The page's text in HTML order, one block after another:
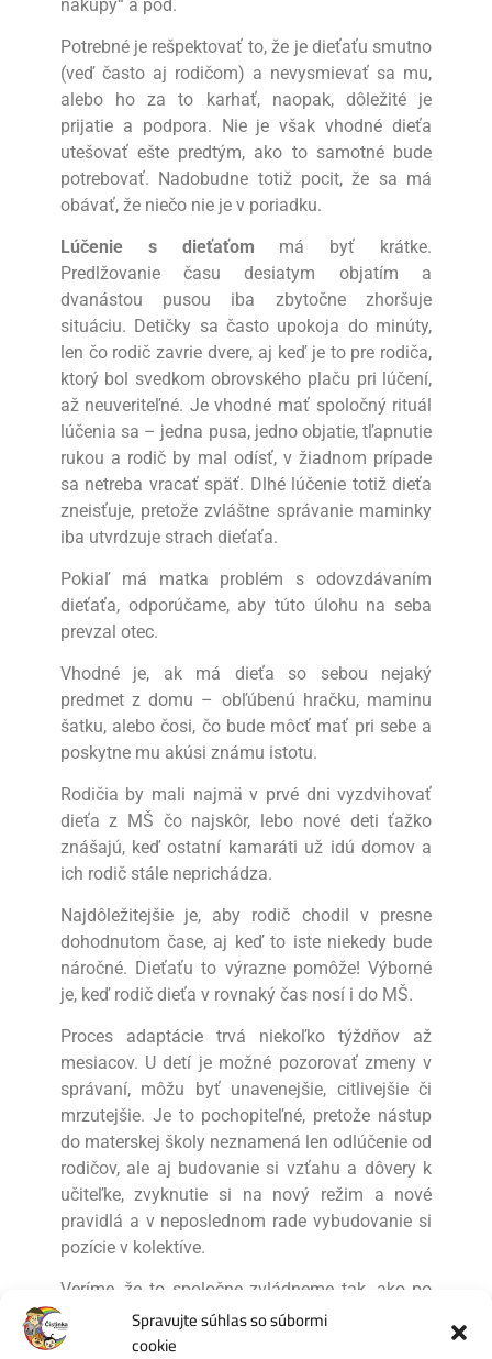
Spravujte súhlas so súbormi
cookie
nákupy“ a pod.
Potrebné je rešpektovať to, že je dieťaťu smutno
(veď často aj rodičom) a nevysmievať sa mu,
alebo ho za to karhať, naopak, dôležité je
prijatie a podpora. Nie je však vhodné dieťa
utešovať ešte predtým, ako to samotné bude
potrebovať. Nadobudne totiž pocit, že sa má
obávať, že niečo nie je v poriadku.
Lúčenie s dieťaťom má byť krátke.
Predlžovanie času desiatym objatím a
dvanástou pusou iba zbytočne zhoršuje
situáciu. Detičky sa často upokoja do minúty,
len čo rodič zavrie dvere, aj keď je to pre rodiča,
ktorý bol svedkom obrovského plaču pri lúčení,
až neuveriteľné. Je vhodné mať spoločný rituál
lúčenia sa – jedna pusa, jedno objatie, tľapnutie
rukou a rodič by mal odísť, v žiadnom prípade
sa netreba vracať späť. Dlhé lúčenie totiž dieťa
zneisťuje, pretože zvláštne správanie maminky
iba utvrdzuje strach dieťaťa.
Pokiaľ má matka problém s odovzdávaním
dieťaťa, odporúčame, aby túto úlohu na seba
prevzal otec.
Vhodné je, ak má dieťa so sebou nejaký
predmet z domu – obľúbenú hračku, maminu
šatku, alebo čosi, čo bude môcť mať pri sebe a
poskytne mu akúsi známu istotu.
Rodičia by mali najmä v prvé dni vyzdvihovať
dieťa z MŠ čo najskôr, lebo nové deti ťažko
znášajú, keď ostatní kamaráti už idú domov a
ich rodič stále neprichádza.
Najdôležitejšie je, aby rodič chodil v presne
dohodnutom čase, aj keď to iste niekedy bude
náročné. Dieťaťu to výrazne pomôže! Výborné
je, keď rodič dieťa v rovnaký čas nosí i do MŠ.
Proces adaptácie trvá niekoľko týždňov až
mesiacov. U detí je možné pozorovať zmeny v
správaní, môžu byť unavenejšie, citlivejšie či
mrzutejšie. Je to pochopiteľné, pretože nástup
do materskej školy neznamená len odlúčenie od
rodičov, ale aj budovanie si vzťahu a dôvery k
učiteľke, zvyknutie si na nový režim a nové
pravidlá a v neposlednom rade vybudovanie si
pozície v kolektíve.
Veríme, že to spoločne zvládneme tak, ako po
minulé roky!
Počet videní:550